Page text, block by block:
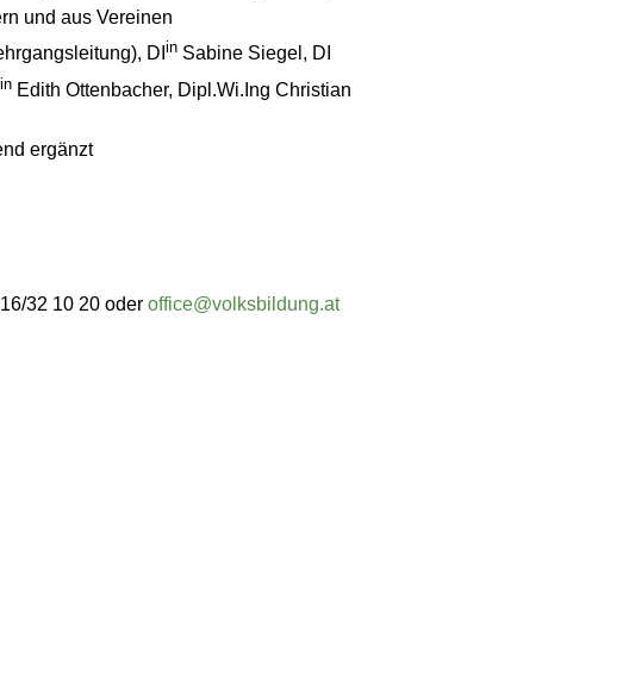
und aus Vereinen
DI in Sabine Siegel, DI
in Edith Ottenbacher, Dipl.Wi.Ing Christian
ergänzt
32 10 20 oder office@volksbildung.at